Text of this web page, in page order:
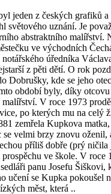
jeden z českých grafiků
světového uznání. Je
abstraktního malířství.
ve východních
úředníka
z pěti dětí. O rok
Dobrušky, kde se jeho
období byly, díky
V roce 1973
po kterých mu na celý
zemřela Kupkova
se velmi brzy znovu oženil,
příliš dobře (prý ničila
ve škole. V roce
panu Josefu Šiškovi,
učení se Kupka pokoušel
měst, která ..